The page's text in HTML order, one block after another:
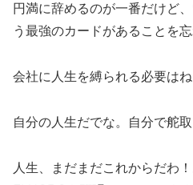
円満に辞めるのが一番だけど
う最強のカードがあることを忘
会社に人生を縛られる必要はね
自分の人生だでな。自分で舵
人生、まだまだこれからだわ